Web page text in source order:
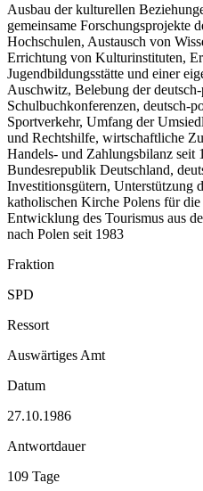
Ausbau der kulturellen
gemeinsame Forschungsprojekte
Hochschulen, Austausch von
Errichtung von Kulturinstituten,
Jugendbildungsstätte und einer
Auschwitz, Belebung der
Schulbuchkonferenzen, deutsch-
Sportverkehr, Umfang der
und Rechtshilfe, wirtschaftliche
Handels- und Zahlungsbilanz seit
Bundesrepublik Deutschland,
Investitionsgütern, Unterstützung
katholischen Kirche Polens für
Entwicklung des Tourismus aus
nach Polen seit 1983
Fraktion
SPD
Ressort
Auswärtiges Amt
Datum
27.10.1986
Antwortdauer
109 Tage